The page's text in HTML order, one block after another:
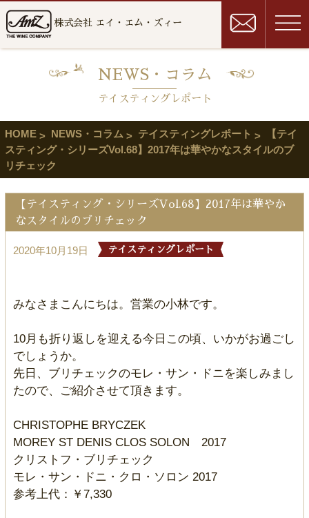
株式会社 エイ・エム・ズィー
NEWS・コラム
テイスティングレポート
HOME NEWS・コラム テイスティングレポート
【テイ
スティング・シリーズVol.68】2017年は華やかなスタイルのブ
リチェック
【テイスティング・シリーズVol.68】2017年は華やか
なスタイルのブリチェック
2020年10月19日 テイスティングレポート
みなさまこんにちは。営業の小林です。
10月も折り返しを迎える今日この頃、いかがお過ごし
でしょうか。
先日、ブリチェックのモレ・サン・ドニを楽しみまし
たので、ご紹介させて頂きます。
CHRISTOPHE BRYCZEK
MOREY ST DENIS CLOS SOLON 2017
クリストフ・ブリチェック
モレ・サン・ドニ・クロ・ソロン 2017
参考上代：￥7,330